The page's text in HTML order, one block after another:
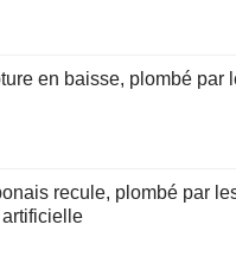
en baisse, plombé par
recule, plombé par